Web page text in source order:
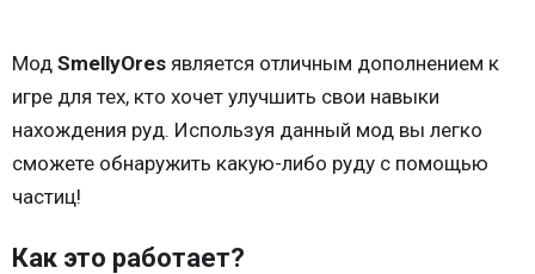
Мод SmellyOres является отличным дополнением к
игре для тех, кто хочет улучшить свои навыки
нахождения руд. Используя данный мод вы легко
сможете обнаружить какую-либо руду с помощью
частиц!
Как это работает?